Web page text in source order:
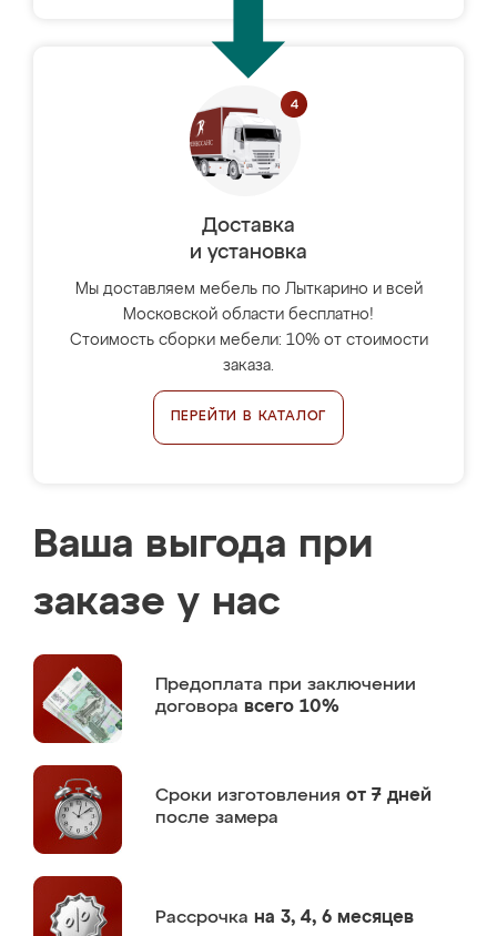
Доставка
и установка
Мы доставляем мебель по Лыткарино и всей
Московской области бесплатно!
Стоимость сборки мебели: 10% от стоимости
заказа.
ПЕРЕЙТИ В КАТАЛОГ
Ваша выгода при
заказе у нас
Предоплата при заключении
договора всего 10%
Сроки изготовления от 7 дней
после замера
Рассрочка на 3, 4, 6 месяцев